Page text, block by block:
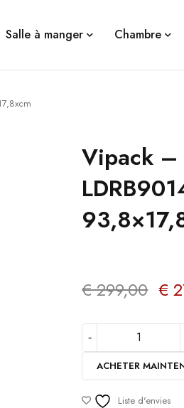
Salle à manger Chambre
Vipack –
€299,00 €
ACHETER
Liste d'envies